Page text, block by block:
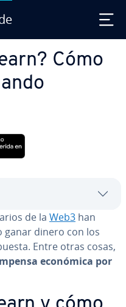
Cómo
de la Web3 han
ganar dinero con los
Entre otras cosas,
económica por